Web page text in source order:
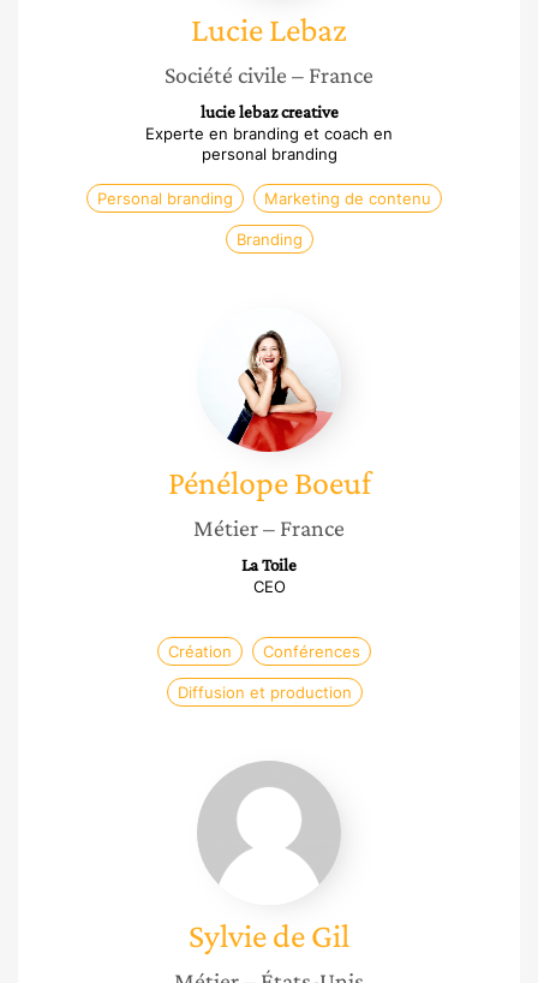
LucieLebaz
Société civile – France
lucie lebaz creative
Experte en branding et coach en
personal branding
Personal branding Marketing de contenu
Branding
Boeuf
Pénélope Boeuf
Métier– France
La Toile
CEO
Création Conférences
Diffusion et production
Sylvie
de
Sylviede Gil